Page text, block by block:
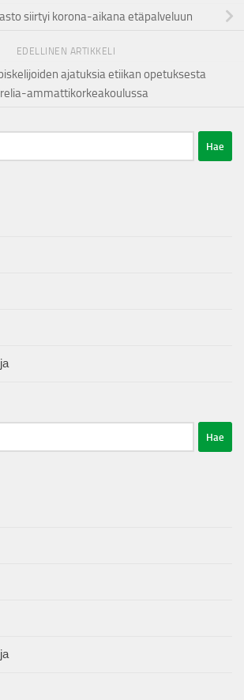
siirtyi korona-aikana etäpalveluun
EDELLINEN ARTIKKELI
ajatuksia etiikan opetuksesta
ammattikorkeakoulussa